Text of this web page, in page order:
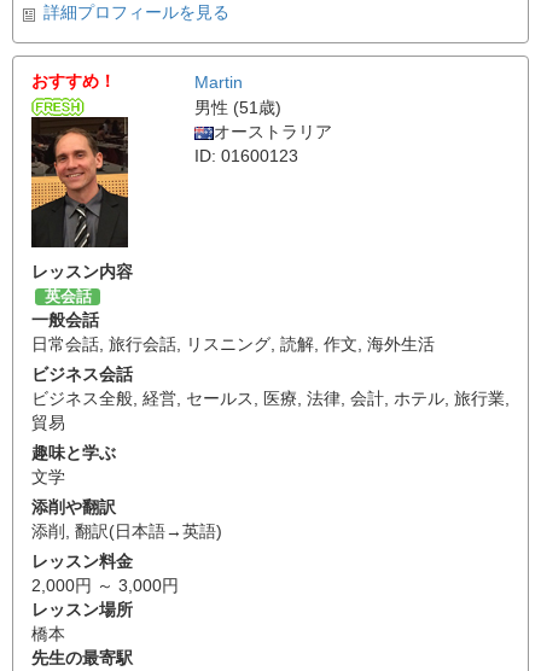
詳細プロフィールを見る
おすすめ！
Martin
男性 (51歳)
オーストラリア
ID: 01600123
レッスン内容
英会話
一般会話
日常会話 旅行会話 リスニング 読解 作文 海外生活
ビジネス会話
ビジネス全般 経営 セールス 医療 法律 会計 ホテル 旅行業
貿易
趣味と学ぶ
文学
添削や翻訳
添削
翻訳(日本語→英語)
レッスン料金
2,000円 ～ 3,000円
レッスン場所
橋本
先生の最寄駅